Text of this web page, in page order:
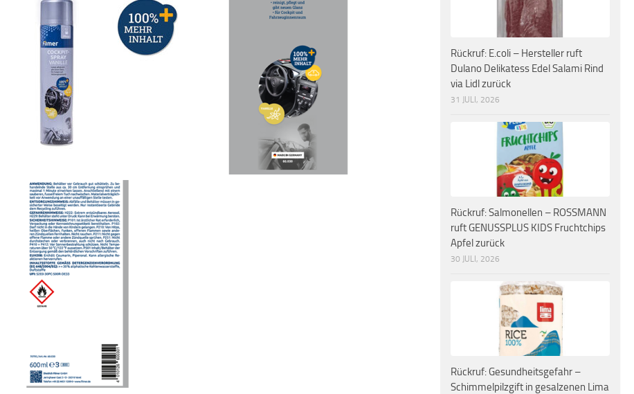
Rückruf: E.coli – Hersteller ruft
Dulano Delikatess Edel Salami Rind
via Lidl zurück
31 JULI, 2026
Rückruf: Salmonellen – ROSSMANN
ruft GENUSSPLUS KIDS Fruchtchips
Apfel zurück
30 JULI, 2026
Rückruf: Gesundheitsgefahr –
Schimmelpilzgift in gesalzenen Lima